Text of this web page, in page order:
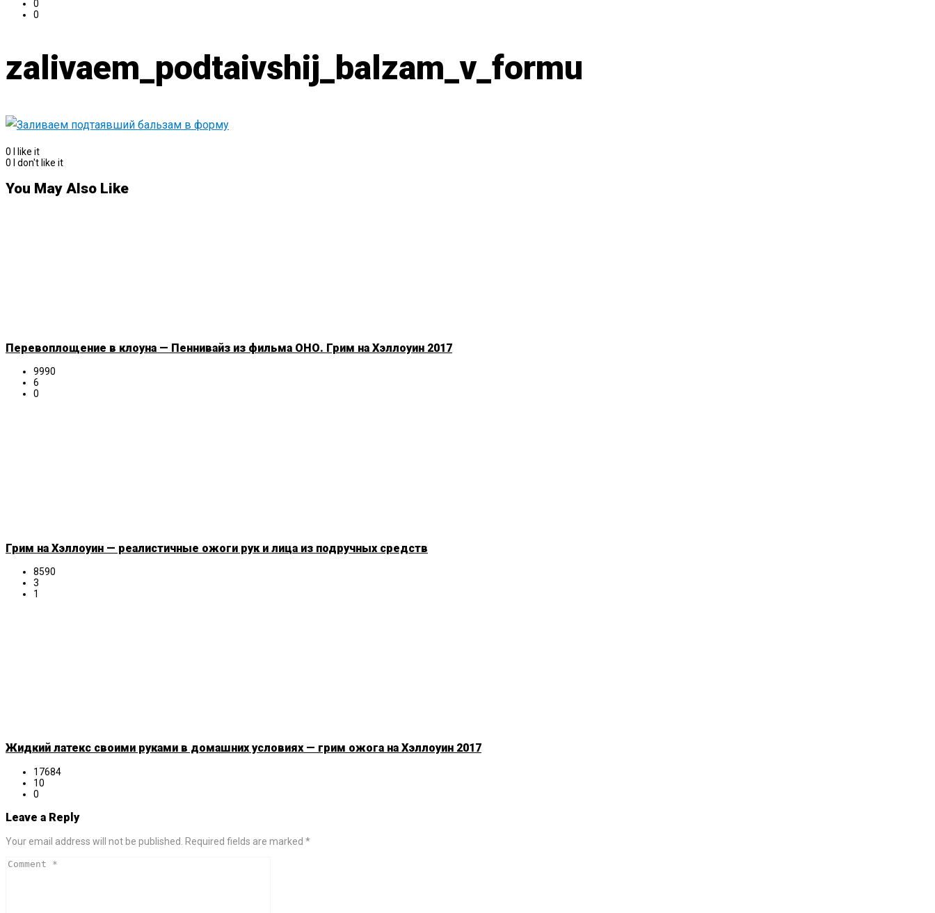
0
0
zalivaem_podtaivshij_balzam_v_formu
0
I like it
0
I don't like it
You May Also Like
Перевоплощение в клоуна — Пеннивайз из фильма ОНО. Грим на Хэллоуин 2017
9990
6
0
Грим на Хэллоуин — реалистичные ожоги рук и лица из подручных средств
8590
3
1
Жидкий латекс своими руками в домашних условиях — грим ожога на Хэллоуин 2017
17684
10
0
Leave a Reply
Your email address will not be published. Required fields are marked *